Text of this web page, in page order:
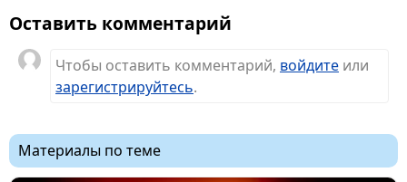
Оставить комментарий
Чтобы оставить комментарий, войдите или
зарегистрируйтесь.
Материалы по теме